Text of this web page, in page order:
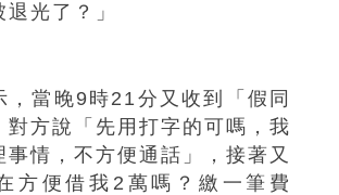
光了？」
，當晚9時21分又收到「假同
對方說「先用打字的可嗎，我
事情，不方便通話」，接著又
方便借我2萬嗎？繳一筆費